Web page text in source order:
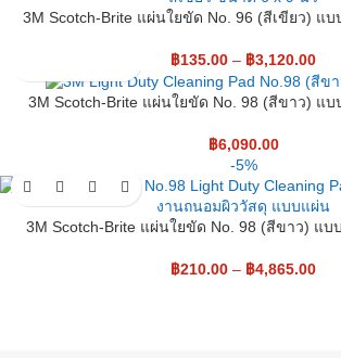
3M Scotch-Brite แผ่นใยขัด No. 96 (สีเขียว) แ
฿135.00 – ฿3,120.00
3M Scotch-Brite แผ่นใยขัด No. 98 (สีขาว) แ
฿6,090.00
-5%
3M Scotch-Brite แผ่นใยขัด No. 98 (สีขาว) แบ
฿210.00 – ฿4,865.00